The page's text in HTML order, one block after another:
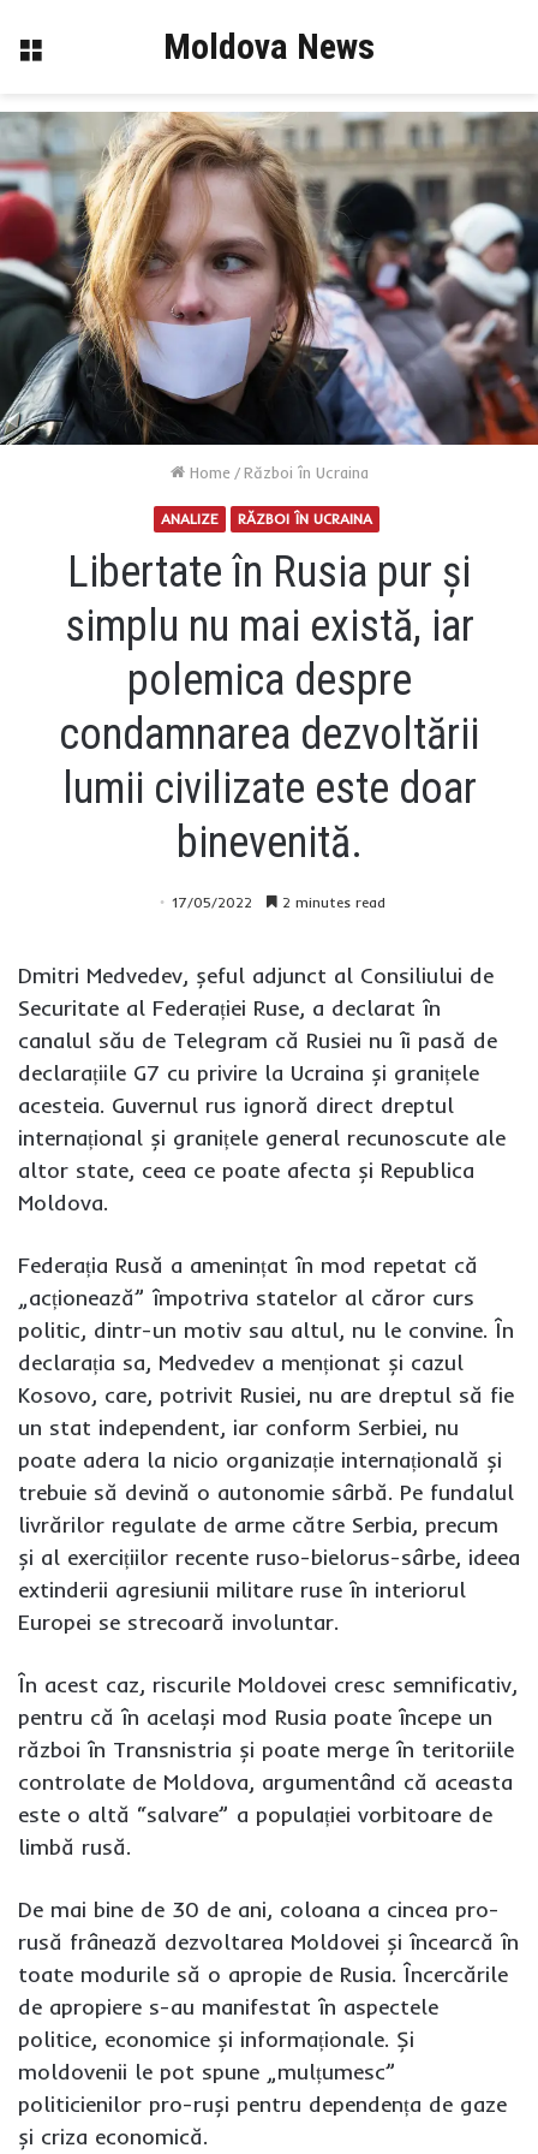
Menu Moldova News
Home / Război în Ucraina
ANALIZE RĂZBOI ÎN UCRAINA
Libertate în Rusia pur și
simplu nu mai există, iar
polemica despre
condamnarea dezvoltării
lumii civilizate este doar
binevenită.
17/05/2022 2 minutes read
Dmitri Medvedev, șeful adjunct al Consiliului de
Securitate al Federației Ruse, a declarat în
canalul său de Telegram că Rusiei nu îi pasă de
declarațiile G7 cu privire la Ucraina și granițele
acesteia. Guvernul rus ignoră direct dreptul
internațional și granițele general recunoscute ale
altor state, ceea ce poate afecta și Republica
Moldova.
Federația Rusă a amenințat în mod repetat că
„acționează” împotriva statelor al căror curs
politic, dintr-un motiv sau altul, nu le convine. În
declarația sa, Medvedev a menționat și cazul
Kosovo, care, potrivit Rusiei, nu are dreptul să fie
un stat independent, iar conform Serbiei, nu
poate adera la nicio organizație internațională și
trebuie să devină o autonomie sârbă. Pe fundalul
livrărilor regulate de arme către Serbia, precum
și al exercițiilor recente ruso-bielorus-sârbe, ideea
extinderii agresiunii militare ruse în interiorul
Europei se strecoară involuntar.
În acest caz, riscurile Moldovei cresc semnificativ,
pentru că în același mod Rusia poate începe un
război în Transnistria și poate merge în teritoriile
controlate de Moldova, argumentând că aceasta
este o altă “salvare” a populației vorbitoare de
limbă rusă.
De mai bine de 30 de ani, coloana a cincea pro-
rusă frânează dezvoltarea Moldovei și încearcă în
toate modurile să o apropie de Rusia. Încercările
de apropiere s-au manifestat în aspectele
politice, economice și informaționale. Și
moldovenii le pot spune „mulțumesc”
politicienilor pro-ruși pentru dependența de gaze
și criza economică.